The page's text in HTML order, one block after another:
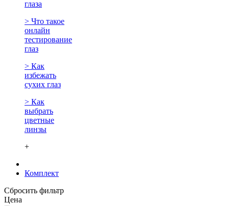
глаза
> Что такое
онлайн
тестирование
глаз
> Как
избежать
сухих глаз
> Как
выбрать
цветные
линзы
+
Комплект
Сбросить фильтр
Цена